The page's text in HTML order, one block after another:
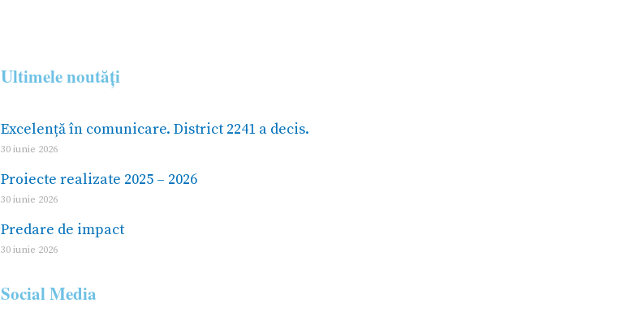
Ultimele noutăți
Excelență în comunicare. District 2241 a decis.
30 iunie 2026
Proiecte realizate 2025 – 2026
30 iunie 2026
Predare de impact
30 iunie 2026
Social Media